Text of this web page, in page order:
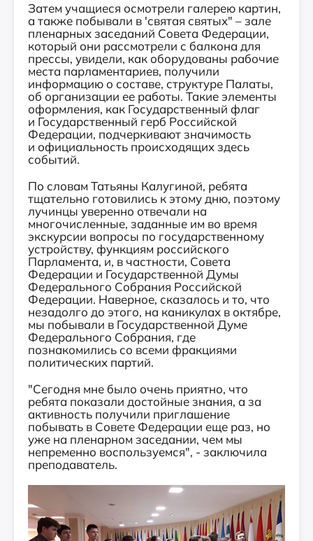
Затем учащиеся осмотрели галерею картин,
а также побывали в 'святая святых" – зале
пленарных заседаний Совета Федерации,
который они рассмотрели с балкона для
прессы, увидели, как оборудованы рабочие
места парламентариев, получили
информацию о составе, структуре Палаты,
об организации ее работы. Такие элементы
оформления, как Государственный флаг
и Государственный герб Российской
Федерации, подчеркивают значимость
и официальность происходящих здесь
событий.
По словам Татьяны Калугиной, ребята
тщательно готовились к этому дню, поэтому
лучинцы уверенно отвечали на
многочисленные, заданные им во время
экскурсии вопросы по государственному
устройству, функциям российского
Парламента, и, в частности, Совета
Федерации и Государственной Думы
Федерального Собрания Российской
Федерации. Наверное, сказалось и то, что
незадолго до этого, на каникулах в октябре,
мы побывали в Государственной Думе
Федерального Собрания, где
познакомились со всеми фракциями
политических партий.
"Сегодня мне было очень приятно, что
ребята показали достойные знания, а за
активность получили приглашение
побывать в Совете Федерации еще раз, но
уже на пленарном заседании, чем мы
непременно воспользуемся", - заключила
преподаватель.